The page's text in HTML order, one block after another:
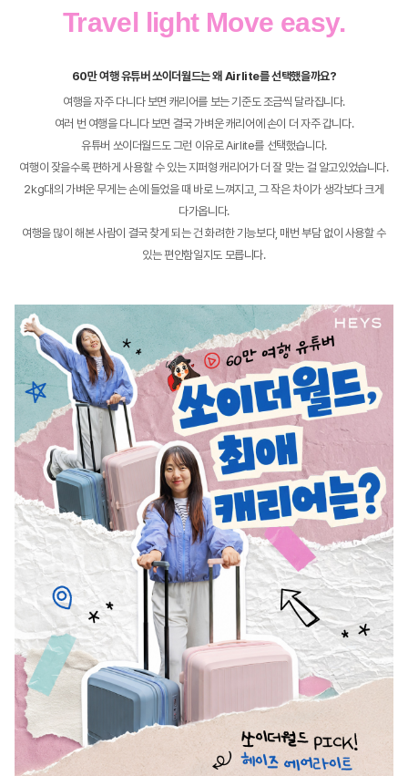
Travel light Move easy.
60만 여행 유튜버 쏘이더월드는 왜 Airlite를 선택했을까요?
여행을 자주 다니다 보면 캐리어를 보는 기준도 조금씩 달라집니다.
여러 번 여행을 다니다 보면 결국 가벼운 캐리어에 손이 더 자주 갑니다.
유튜버 쏘이더월드도 그런 이유로 Airlite를 선택했습니다.
여행이 잦을수록 편하게 사용할 수 있는 지퍼형 캐리어가 더 잘 맞는 걸 알고있었습니다.
2kg대의 가벼운 무게는 손에 들었을 때 바로 느껴지고, 그 작은 차이가 생각보다 크게
다가옵니다.
여행을 많이 해본 사람이 결국 찾게 되는 건 화려한 기능보다, 매번 부담 없이 사용할 수
있는 편안함일지도 모릅니다.